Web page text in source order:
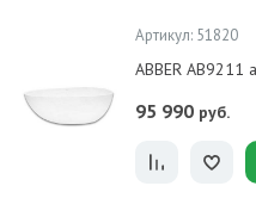
Артикул: 51820
ABBER AB9211
95 990 руб.